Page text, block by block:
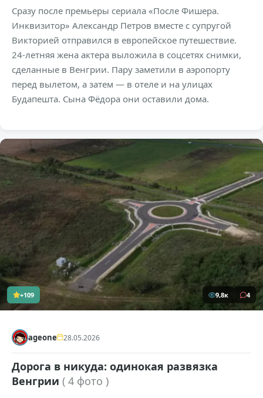
Сразу после премьеры сериала «После Фишера.
Инквизитор» Александр Петров вместе с супругой
Викторией отправился в европейское путешествие.
24-летняя жена актера выложила в соцсетях снимки,
сделанные в Венгрии. Пару заметили в аэропорту
перед вылетом, а затем — в отеле и на улицах
Будапешта. Сына Фёдора они оставили дома.
+109 9,8к 4
ageone 28.05.2026
Дорога в никуда: одинокая развязка
Венгрии ( 4 фото )